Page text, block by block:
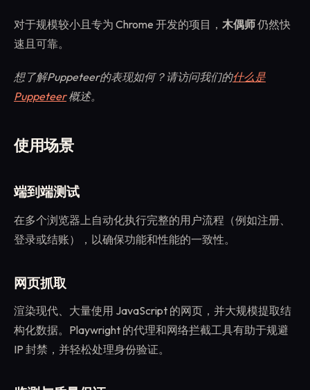
对于规模较小且专为 Chrome 开发的项目， 木偶师仍然快
速且可靠。
想了解Puppeteer的表现如何？请访问我们的什么是
Puppeteer概述。
使用场景
端到端测试
在多个浏览器上自动化执行完整的用户流程（例如注册、
登录或结账），以确保功能和性能的一致性。
网页抓取
渲染现代、大量使用 JavaScript 的网页，并大规模提取结
构化数据。Playwright 的代理和网络拦截工具有助于规避
IP 封禁，并轻松处理身份验证。